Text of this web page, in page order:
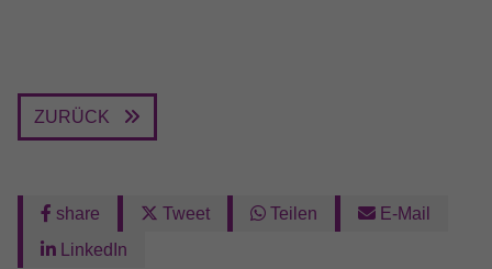
ZURÜCK
share Tweet Teilen
E-Mail
LinkedIn
Zweck